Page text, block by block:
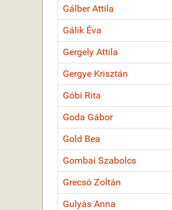
Gálber Attila
Gálik Éva
Gergely Attila
Gergye Krisztán
Góbi Rita
Goda Gábor
Gold Bea
Gombai Szabolcs
Grecsó Zoltán
Gulyás Anna